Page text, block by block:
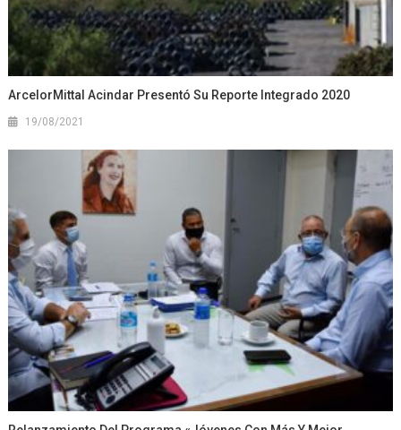
ArcelorMittal Acindar Presentó Su Reporte Integrado 2020
19/08/2021